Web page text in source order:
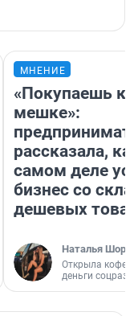
МНЕНИЕ
«Покупаешь
мешке»:
рассказала,
самом деле
бизнес со
дешевых
Наталья
Открыла
деньги